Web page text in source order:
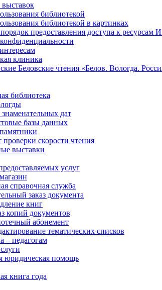
выставок
библиотекой
библиотекой в картинках
предоставления доступа к ресурсам
клиника
Беловские чтения «Белов. Вологда.
библиотека
дат
базы данных
проверки скорости чтения
выставки
услуг
справочная служба
заказ документа
книг
копий документов
абонемент
тематических списков
– педагогам
юридическая помощь
книга года